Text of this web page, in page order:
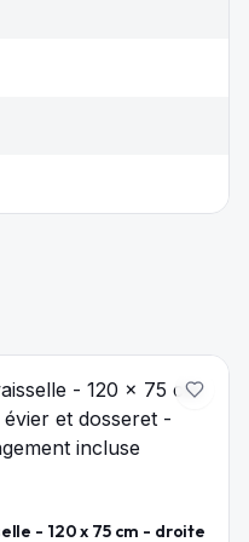
- 120 x 75 cm - droite